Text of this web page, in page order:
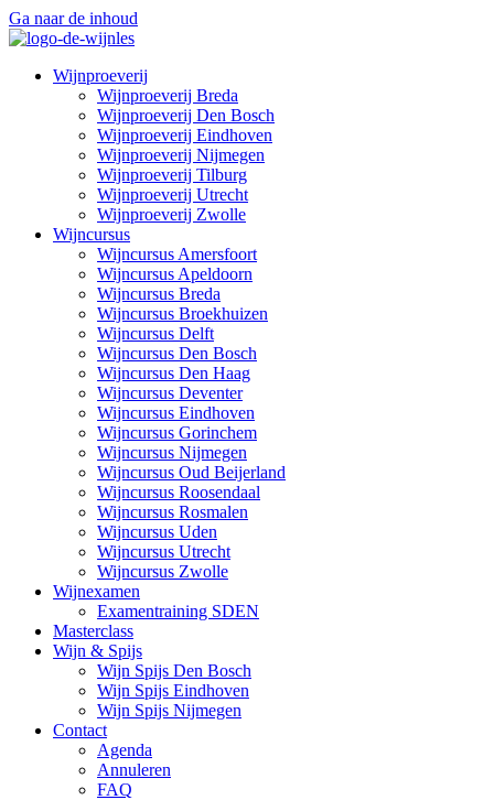
Ga naar de inhoud
Wijnproeverij
Wijnproeverij Breda
Wijnproeverij Den Bosch
Wijnproeverij Eindhoven
Wijnproeverij Nijmegen
Wijnproeverij Tilburg
Wijnproeverij Utrecht
Wijnproeverij Zwolle
Wijncursus
Wijncursus Amersfoort
Wijncursus Apeldoorn
Wijncursus Breda
Wijncursus Broekhuizen
Wijncursus Delft
Wijncursus Den Bosch
Wijncursus Den Haag
Wijncursus Deventer
Wijncursus Eindhoven
Wijncursus Gorinchem
Wijncursus Nijmegen
Wijncursus Oud Beijerland
Wijncursus Roosendaal
Wijncursus Rosmalen
Wijncursus Uden
Wijncursus Utrecht
Wijncursus Zwolle
Wijnexamen
Examentraining SDEN
Masterclass
Wijn & Spijs
Wijn Spijs Den Bosch
Wijn Spijs Eindhoven
Wijn Spijs Nijmegen
Contact
Agenda
Annuleren
FAQ